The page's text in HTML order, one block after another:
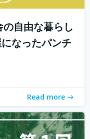
の自由な暮らし
なったパンチ
Read more
プロジェクトの米田
プロジェクト 今読ん
ない教育の仕事に興
仕事をしたいけど、